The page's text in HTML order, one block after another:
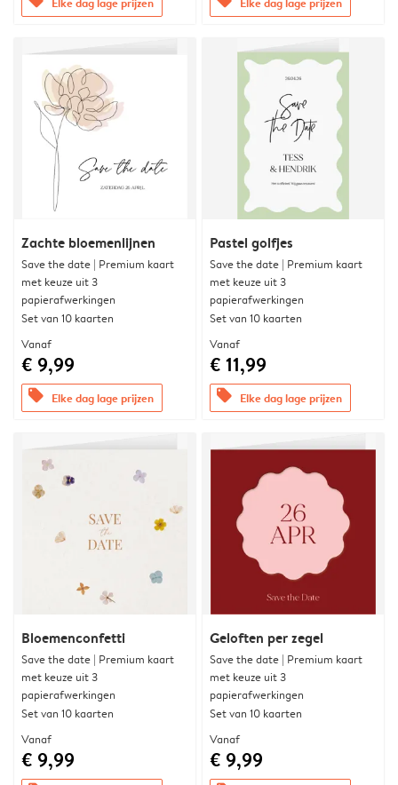
Zachte bloemenlijnen
Save the date | Premium kaart
met keuze uit 3
papierafwerkingen
Set van 10 kaarten
Vanaf
€ 9,99
offers Elke dag lage prijzen
Pastel golfjes
Save the date | Premium kaart
met keuze uit 3
papierafwerkingen
Set van 10 kaarten
Vanaf
€ 11,99
offers Elke dag lage prijzen
Bloemenconfetti
Save the date | Premium kaart
met keuze uit 3
papierafwerkingen
Set van 10 kaarten
Vanaf
€ 9,99
Geloften per zegel
Save the date | Premium kaart
met keuze uit 3
papierafwerkingen
Set van 10 kaarten
Vanaf
€ 9,99